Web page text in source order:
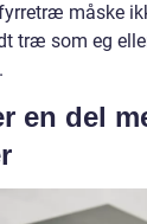
måske
træ som eg
en del